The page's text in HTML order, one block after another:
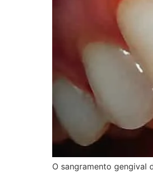
O sangramento gengival